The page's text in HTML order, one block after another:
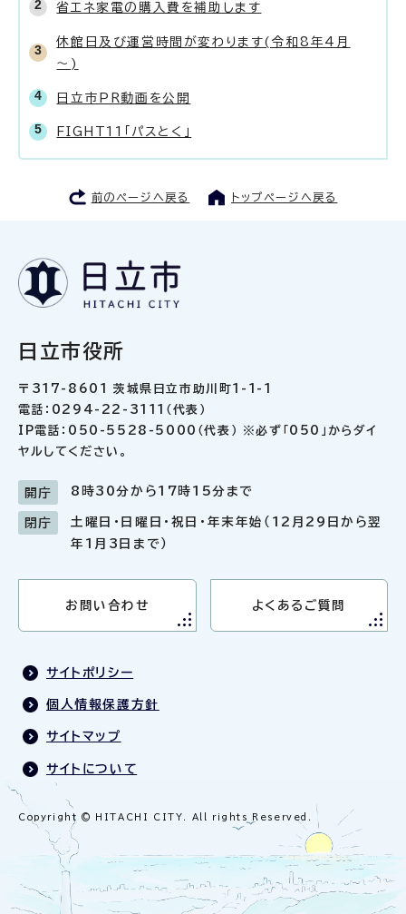
省エネ家電の購入費を補助します
休館日及び運営時間が変わります(令和8年4月
～)
日立市PR動画を公開
FIGHT11「パスとく」
前のページへ戻る トップページへ戻る
日立市役所
〒317-8601 茨城県日立市助川町1-1-1
電話：0294-22-3111（代表）
IP電話：050-5528-5000（代表） ※必ず「050」からダイ
ヤルしてください。
開庁 8時30分から17時15分まで
閉庁
土曜日・日曜日・祝日・年末年始（12月29日から翌
年1月3日まで）
お問い合わせ よくあるご質問
サイトポリシー
個人情報保護方針
サイトマップ
サイトについて
Copyright © HITACHI CITY. All rights Reserved.